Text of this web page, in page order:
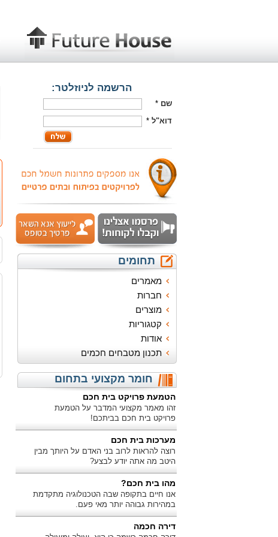
הרשמה לניוזלטר:
שם *
דוא"ל *
תחומים
מאמרים
חברות
מוצרים
קטגוריות
אודות
תכנון מטבחים חכמים
חומר מקצועי בתחום
הטמעת פרויקט בית חכם
זהו מאמר מקצועי המדבר על הטמעת
פרויקט בית חכם בביתכם!
מערכות בית חכם
רוצה להראות לרוב בני האדם על היותך מבין
היטב מה אתה יודע לבצע?
מהו בית חכם?
אנו חיים בתקופה שבה הטכנולוגיה מתקדמת
במהירות גבוהה יותר מאי פעם.
דירה חכמה